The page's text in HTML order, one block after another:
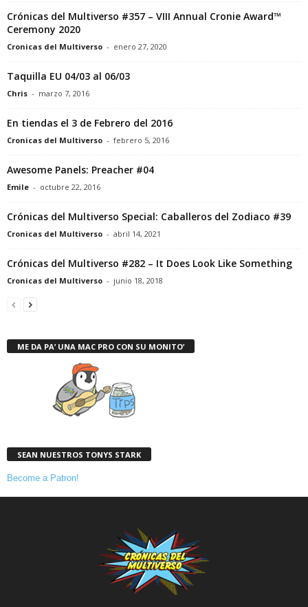
Crónicas del Multiverso #357 – VIII Annual Cronie Award™
Ceremony 2020
Cronicas del Multiverso - enero 27, 2020
Taquilla EU 04/03 al 06/03
Chris - marzo 7, 2016
En tiendas el 3 de Febrero del 2016
Cronicas del Multiverso - febrero 5, 2016
Awesome Panels: Preacher #04
Emile - octubre 22, 2016
Crónicas del Multiverso Special: Caballeros del Zodiaco #39
Cronicas del Multiverso - abril 14, 2021
Crónicas del Multiverso #282 – It Does Look Like Something
Cronicas del Multiverso - junio 18, 2018
ME DA PA’ UNA MAC PRO CON SU MONITO’
SEAN NUESTROS TONYS STARK
Become a Patron!